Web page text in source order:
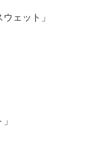
ェット」